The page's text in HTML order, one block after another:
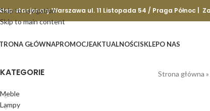
Skip to navigation
Skip to main content
stacjonary Warszawa ul. 11 Listopada 54 / Praga Północ |
GŁÓWNAPROMOCJEAKTUALNOŚCISKLEPO NAS
KATEGORIE
Meble
Lampy
Strona główna »